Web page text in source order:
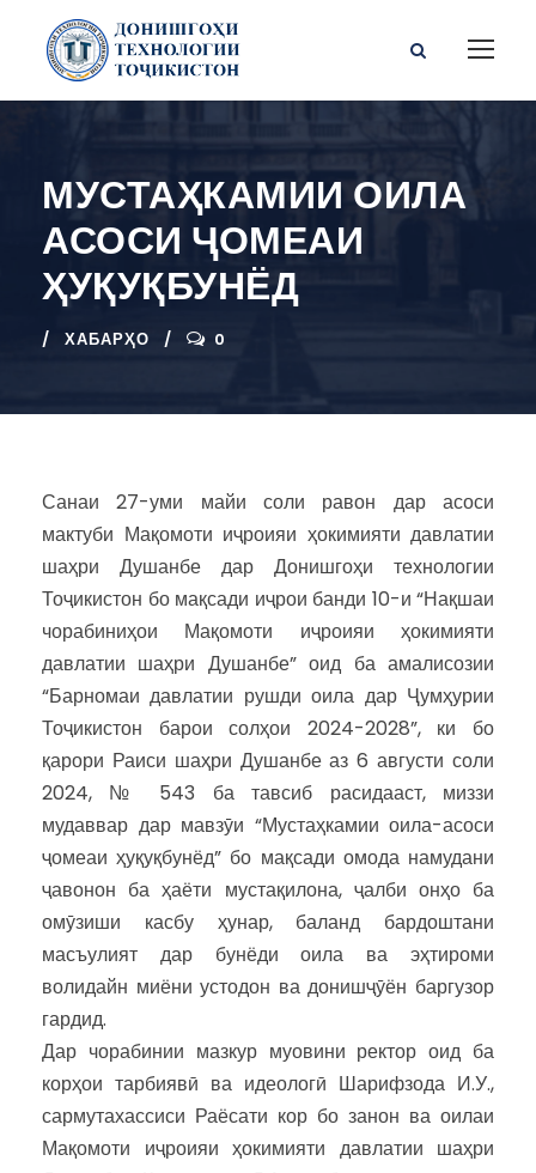
МУСТАҲКАМИИ ОИЛА
АСОСИ ҶОМЕАИ
ҲУҚУҚБУНЁД
ХАБАРҲО 0
Санаи 27-уми майи соли равон дар асоси
мактуби Мақомоти иҷроияи ҳокимияти давлатии
шаҳри Душанбе дар Донишгоҳи технологии
Тоҷикистон бо мақсади иҷрои банди 10-и “Нақшаи
чорабиниҳои Мақомоти иҷроияи ҳокимияти
давлатии шаҳри Душанбе” оид ба амалисозии
“Барномаи давлатии рушди оила дар Ҷумҳурии
Тоҷикистон барои солҳои 2024-2028”, ки бо
қарори Раиси шаҳри Душанбе аз 6 августи соли
2024, № 543 ба тавсиб расидааст, миззи
мудаввар дар мавзӯи “Мустаҳкамии оила-асоси
ҷомеаи ҳуқуқбунёд” бо мақсади омода намудани
ҷавонон ба ҳаёти мустақилона, ҷалби онҳо ба
омӯзиши касбу ҳунар, баланд бардоштани
масъулият дар бунёди оила ва эҳтироми
волидайн миёни устодон ва донишҷӯён баргузор
гардид.
Дар чорабинии мазкур муовини ректор оид ба
корҳои тарбиявӣ ва идеологӣ Шарифзода И.У.,
сармутахассиси Раёсати кор бо занон ва оилаи
Мақомоти иҷроияи ҳокимияти давлатии шаҳри